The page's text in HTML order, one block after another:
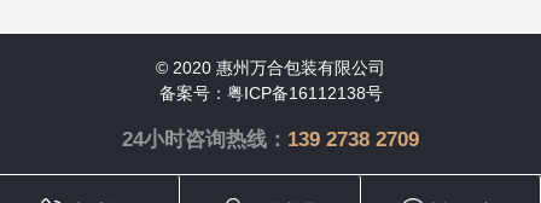
© 2020 惠州万合包装有限公司
备案号：粤ICP备16112138号
24小时咨询热线： 139 2738 2709